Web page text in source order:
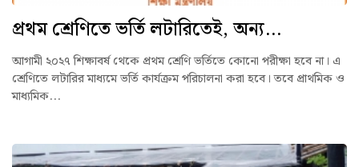
প্রথম শ্রেণিতে ভর্তি লটারিতেই, অন্য...
আগামী ২০২৭ শিক্ষাবর্ষ থেকে প্রথম শ্রেণি ভর্তিতে কোনো পরীক্ষা হবে না। এ
শ্রেণিতে লটারির মাধ্যমে ভর্তি কার্যক্রম পরিচালনা করা হবে। তবে প্রাথমিক ও
মাধ্যমিক...